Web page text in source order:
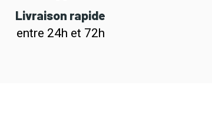
Livraison rapide
entre 24h et 72h